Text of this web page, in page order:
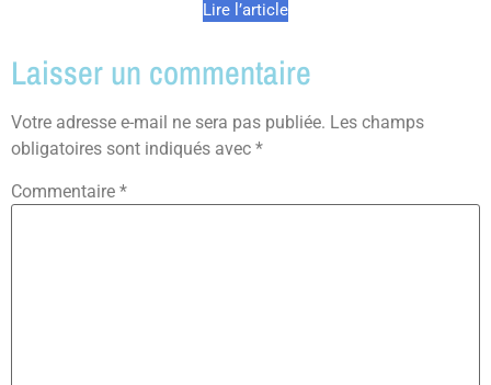
Lire l’article
Laisser un commentaire
Votre adresse e-mail ne sera pas publiée. Les champs
obligatoires sont indiqués avec *
Commentaire *